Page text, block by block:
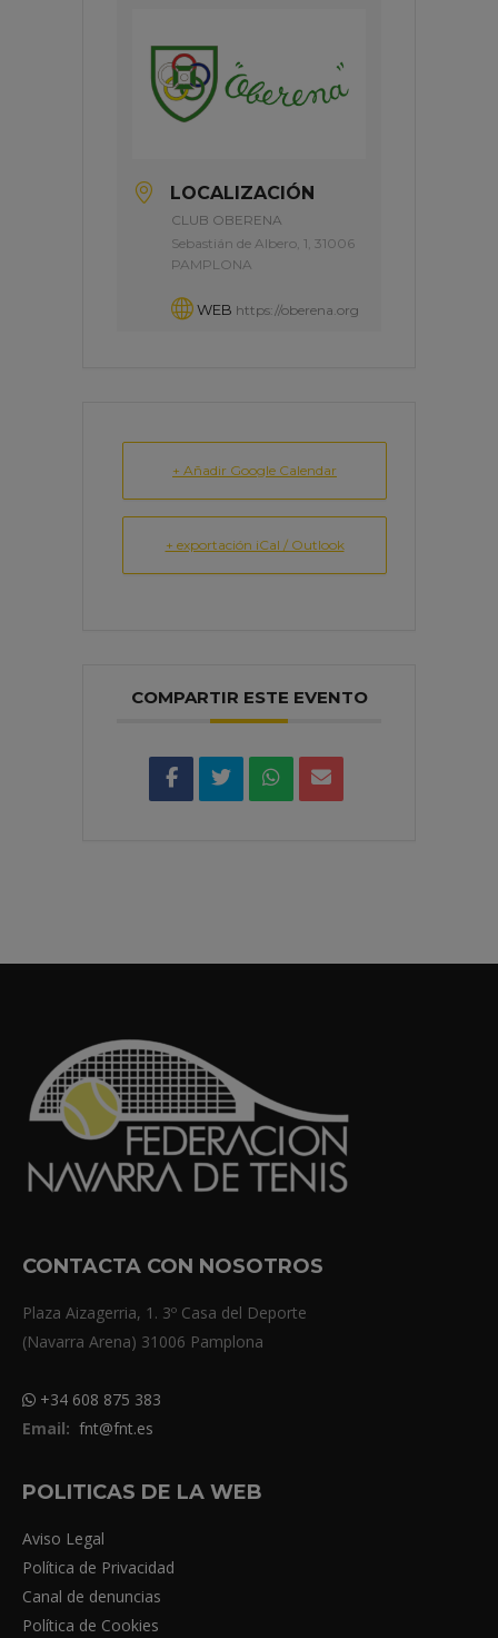
LOCALIZACIÓN
CLUB OBERENA
Sebastián de Albero, 1, 31006
PAMPLONA
WEB https://oberena.org
+ Añadir Google Calendar
+ exportación iCal / Outlook
COMPARTIR ESTE EVENTO
CONTACTA CON NOSOTROS
Plaza Aizagerria, 1. 3º Casa del Deporte
(Navarra Arena) 31006 Pamplona
+34 608 875 383
Email: fnt@fnt.es
POLITICAS DE LA WEB
Aviso Legal
Política de Privacidad
Canal de denuncias
Política de Cookies